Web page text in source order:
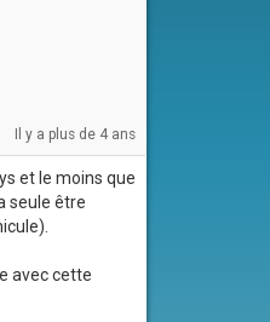
Il y a plus de 4 ans
et le moins que
seule être
avec cette